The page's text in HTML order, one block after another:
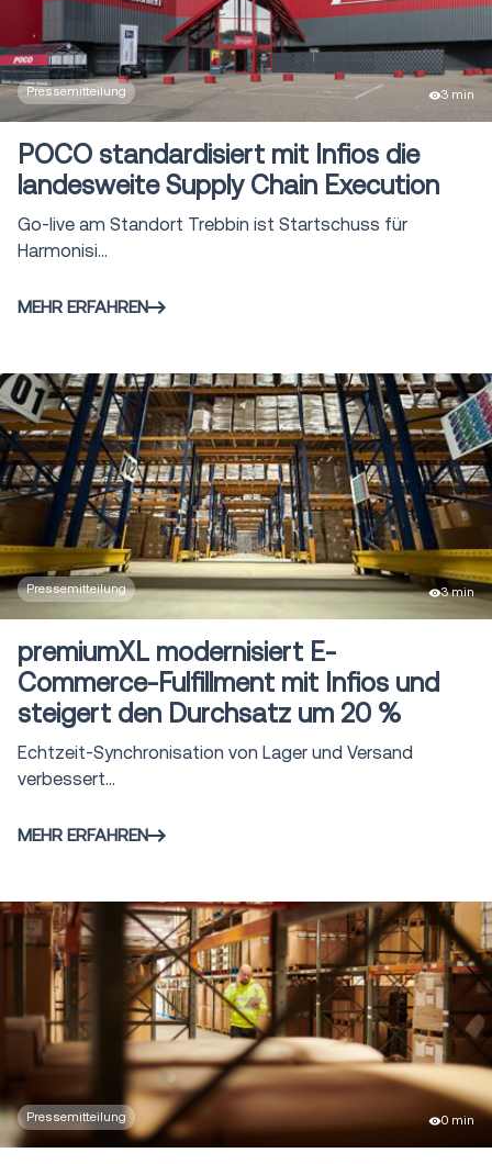
Pressemitteilung 3 min
POCO standardisiert mit Infios die
landesweite Supply Chain Execution
Go-live am Standort Trebbin ist Startschuss für
Harmonisi...
MEHR ERFAHREN
Pressemitteilung 3 min
premiumXL modernisiert E-
Commerce-Fulfillment mit Infios und
steigert den Durchsatz um 20 %
Echtzeit-Synchronisation von Lager und Versand
verbessert...
MEHR ERFAHREN
Pressemitteilung 0 min